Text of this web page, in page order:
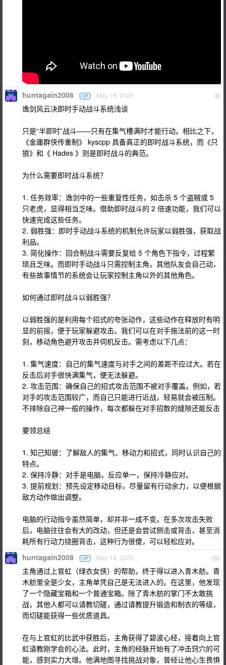
9
huntagain2008 OP May 18, 2025
逸剑风云决即时手动战斗系统浅谈
只是“半即时”战斗——只有在集气槽满时才能行动。相比之下，
《金庸群侠传重制》 kyscpp 具备真正的即时战斗系统，而《只
狼》和《 Hades 》则是即时战斗的典范。
为什么需要即时战斗系统？
1. 任务效率：逸剑中的一些重复性任务，如击杀 5 个盗贼或 5
只老虎，显得相当乏味。借助即时战斗的 2 倍速功能，我们可以
快速完成这些任务。
2. 弱胜强：即时手动战斗系统的机制允许玩家以弱胜强，获取战
利品。
3. 简化操作：回合制战斗需要反复给 5 个角色下指令，过程繁
琐且乏味。而即时手动战斗只需控制主角，其他队友会自己动，
有些故事情节的系统会让玩家控制主角以外的其他角色。
如何通过即时战斗以弱胜强？
以弱胜强的是利用每个招式的夸张动作，这些动作在释放时有明
显的前摇，便于玩家躲避攻击。我们可以在对手施法前的这一时
刻，移动角色避开攻击并伺机反击。需考虑以下几点：
1. 集气速度：自己的集气速度与对手之间的差距不应过大。若在
反击后对手很快满集气，便无法躲避。
2. 攻击范围：确保自己的招式攻击范围不被对手覆盖。例如，若
对手的攻击范围较广，而自己只能进行近战，轻易就会被压制。
不排除自己神一般的操作，每次都躲在对手招数的缝隙还能反击
要领总结
1. 知己知彼：了解敌人的集气、移动力和招式，同时认识自己的
特点。
2. 保持冷静：对手是电脑，反应单一，保持冷静应对。
3. 提前规划：预先设定移动目标，尽量留有行动余力，以便根据
敌方动作做出调整。
电脑的行动指令虽然简单，却并非一成不变。在多次攻击失败
后，电脑往往会有大的改动，但还是会尝试侧击或背击，甚至消
耗所有行动力绕圈背击，这种行为很傻，可以轻松应对。
10
huntagain2008 OP May 18, 2025
主角通过上官虹（绿衣女侠）的帮助，终于得以进入青木舫。青
木舫里全是少女，主角单凭自己是无法进入的。在这里，他发现
了一个隐藏宝箱和一个普通宝箱。除了青木舫的掌门不太敢挑
战，其他人都可以请教切磋，通过请教提升锻造和制衣的等级，
而切磋能获得一些优质道具。
在与上官虹的比武中获胜后，主角获得了碧波心经，接着向上官
虹请教刚学会的心法。此时，主角的经脉开始有了冲击窍穴的可
能，感到实力大增。他满地图寻找挑战对象，曾经让他心生畏惧